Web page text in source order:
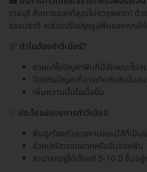
ราชบุรี คือทางออกที่คุณไม่ควรพลาด! ด้
ธรรมชาติ จะช่วยปรับปรุงรูปฟันของคุณใ
💡 ทำไมต้องทำวีเนียร์?
ช่วยแก้ไขปัญหาฟันที่มีลักษณะไม่
ป้องกันปัญหาที่อาจเกิดกับฟันในอ
เพิ่มความมั่นใจเมื่อยิ้ม
ประโยชน์ของการทำวีเนียร์:
ฟันดูเรียงตัวสวยงามและมีสีที่เป็น
ช่วยปกปิดรอยแตกหรือบิ่นของฟัน
สามารถอยู่ได้ตั้งแต่ 5-10 ปี ขึ้นอยู่